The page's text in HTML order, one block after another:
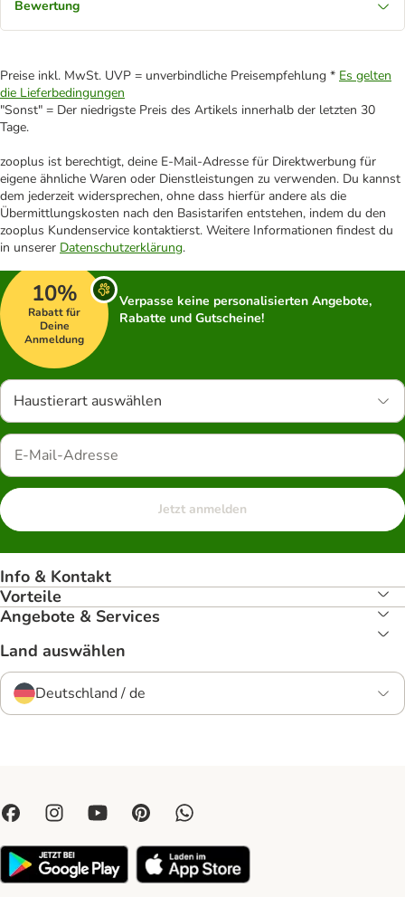
Bewertung
Preise inkl. MwSt. UVP = unverbindliche Preisempfehlung * Es gelten
die Lieferbedingungen
"Sonst" = Der niedrigste Preis des Artikels innerhalb der letzten 30
Tage.
zooplus ist berechtigt, deine E-Mail-Adresse für Direktwerbung für
eigene ähnliche Waren oder Dienstleistungen zu verwenden. Du kannst
dem jederzeit widersprechen, ohne dass hierfür andere als die
Übermittlungskosten nach den Basistarifen entstehen, indem du den
zooplus Kundenservice kontaktierst. Weitere Informationen findest du
in unserer Datenschutzerklärung.
10%
Rabatt für
Deine
Anmeldung
Verpasse keine personalisierten Angebote,
Rabatte und Gutscheine!
Haustierart auswählen
Jetzt anmelden
Info & Kontakt
Vorteile
Angebote & Services
Land auswählen
Deutschland / de